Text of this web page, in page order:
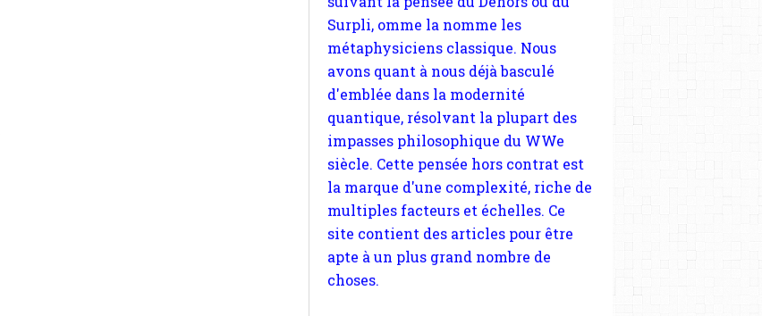
quantique, résolvant la plupart des
impasses philosophique du WWe
siècle. Cette pensée hors contrat est
la marque d'une complexité, riche de
multiples facteurs et échelles. Ce
site contient des articles pour être
apte à un plus grand nombre de
choses.